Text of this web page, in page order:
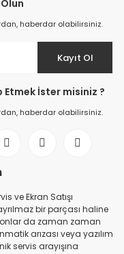
haberdar olabilirsiniz.
Kayıt Ol
İster misiniz ?
haberdar olabilirsiniz.
ve Ekran Satışı
bir parçası haline
da zaman zaman
arızası veya yazılım
servis arayışına